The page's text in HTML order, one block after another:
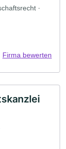
·
Firma bewerten